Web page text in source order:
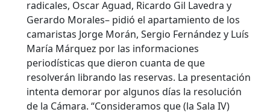
radicales, Oscar Aguad, Ricardo Gil Lavedra y
Gerardo Morales– pidió el apartamiento de los
camaristas Jorge Morán, Sergio Fernández y Luís
María Márquez por las informaciones
periodísticas que dieron cuanta de que
resolverán librando las reservas. La presentación
intenta demorar por algunos días la resolución
de la Cámara. “Consideramos que (la Sala IV)